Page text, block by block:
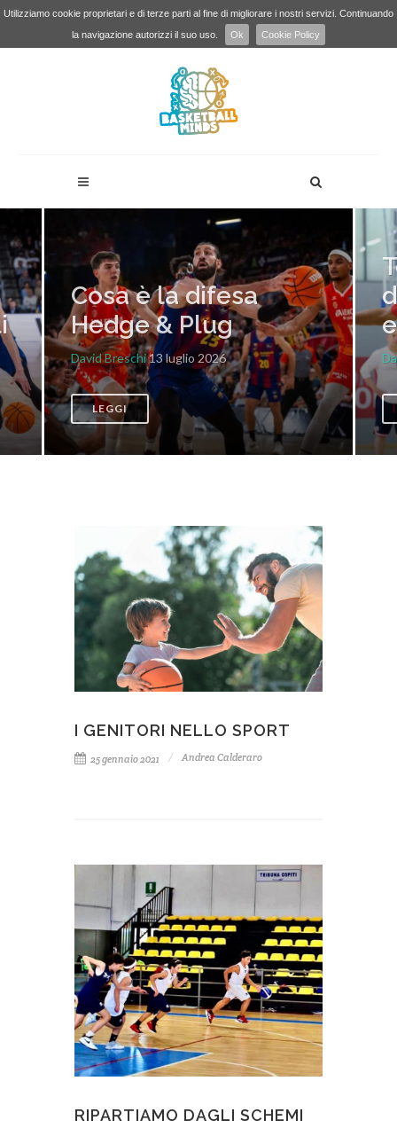
Utilizziamo cookie proprietari e di terze parti al fine di migliorare i nostri servizi. Continuando
la navigazione autorizzi il suo uso.
Ok Cookie Policy
Cosa è la difesa
Hedge & Plug
David Breschi13 luglio 2026
LEGGI
I GENITORI NELLO SPORT
25 gennaio 2021 Andrea Calderaro
RIPARTIAMO DAGLI SCHEMI